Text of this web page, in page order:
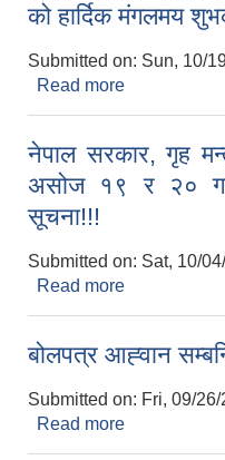
को हार्दिक मंगलमय
Submitted on: Sun, 10/
Read more
नेपाल सरकार, गृह
असोज १९ र २० गते
सूचना!!!
Submitted on: Sat, 10/
Read more
बोलपत्र आह्‍वान
Submitted on: Fri, 09/
Read more